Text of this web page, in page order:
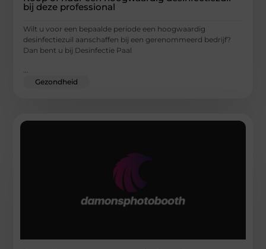
bij deze professional
Wilt u voor een bepaalde periode een hoogwaardig
desinfectiezuil aanschaffen bij een gerenommeerd bedrijf?
Dan bent u bij Desinfectie Paal
Gezondheid